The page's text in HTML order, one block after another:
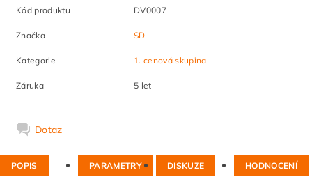
Kód produktu DV0007
Značka SD
Kategorie 1. cenová skupina
Záruka 5 let
Dotaz
POPIS PARAMETRY DISKUZE HODNOCENÍ